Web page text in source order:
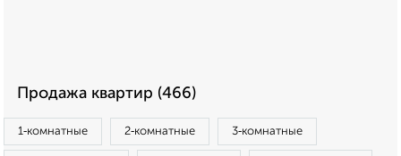
Продажа квартир (466)
1‑комнатные 2‑комнатные 3‑комнатные